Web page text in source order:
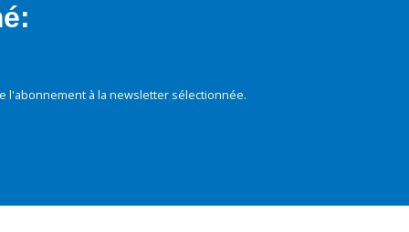
l'abonnement à la newsletter sélectionnée.